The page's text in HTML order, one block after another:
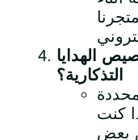
الهدايا
التذكارية؟
كنت
بعض